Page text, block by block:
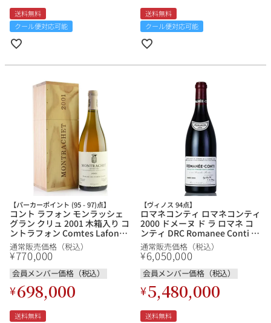
送料無料
クール便対応可能
送料無料
クール便対応可能
【パーカーポイント (95 - 97)点】
コント ラフォン モンラッシェ
グラン クリュ 2001 木箱入り コ
ントラフォン Comtes Lafon
Montrachet フランス ブルゴー
ニュ 白ワイン
通常販売価格（税込）
¥770,000
会員メンバー価格（税込）
¥698,000
送料無料
【ヴィノス 94点】
ロマネコンティ ロマネコンティ
2000 ドメーヌ ド ラ ロマネ コ
ンティ DRC Romanee Conti フ
ランス ブルゴーニュ 赤ワイン
通常販売価格（税込）
¥6,050,000
会員メンバー価格（税込）
¥5,480,000
送料無料